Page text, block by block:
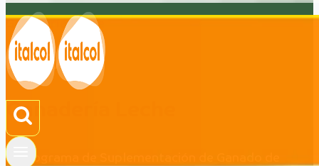
Ganadería Leche
LÍNEA
Ganadería Leche
El programa de Suplementación de Ganado de